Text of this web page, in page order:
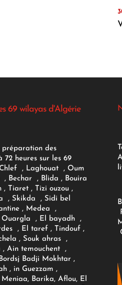
69 wilayas d'Algérie
des
72 heures sur les 69
, Laghouat , Oum
, Bechar , Blida , Bouira
, Tiaret , Tizi ouzou ,
, Skikda , Sidi bel
, Medea ,
, El bayadh ,
, El taref , Tindouf ,
, Souk ahras ,
Ain temouchent ,
Badji Mokhtar ,
, in Guezzam ,
Barika, Aflou, El